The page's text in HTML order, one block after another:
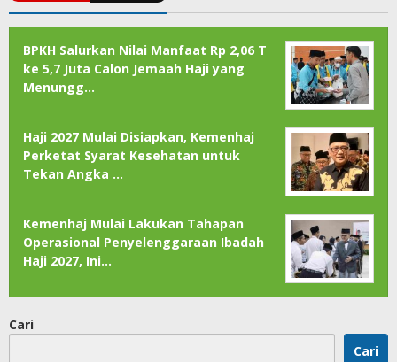
BPKH Salurkan Nilai Manfaat Rp 2,06 T
ke 5,7 Juta Calon Jemaah Haji yang
Menungg…
Haji 2027 Mulai Disiapkan, Kemenhaj
Perketat Syarat Kesehatan untuk
Tekan Angka …
Kemenhaj Mulai Lakukan Tahapan
Operasional Penyelenggaraan Ibadah
Haji 2027, Ini…
Cari
Cari